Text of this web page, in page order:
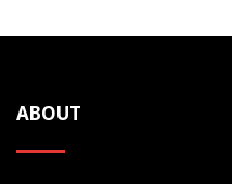
ABOUT